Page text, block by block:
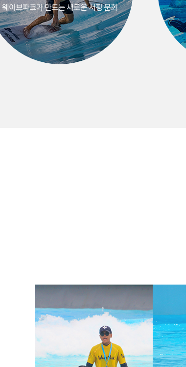
웨이브파크가 만드는 새로운 서핑 문화